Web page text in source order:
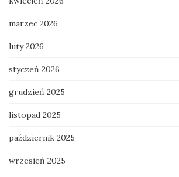
marzec 2026
luty 2026
styczeń 2026
grudzień 2025
listopad 2025
październik 2025
wrzesień 2025